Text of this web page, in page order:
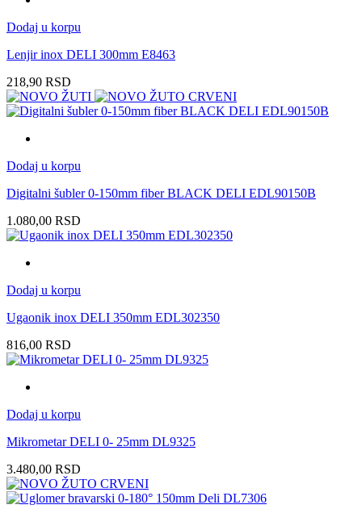
Dodaj u korpu
Lenjir inox DELI 300mm E8463
218,90 RSD
Dodaj u korpu
Digitalni šubler 0-150mm fiber BLACK DELI EDL90150B
1.080,00 RSD
Dodaj u korpu
Ugaonik inox DELI 350mm EDL302350
816,00 RSD
Dodaj u korpu
Mikrometar DELI 0- 25mm DL9325
3.480,00 RSD